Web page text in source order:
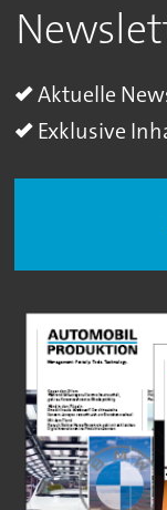
Aktuelle
Exklusive